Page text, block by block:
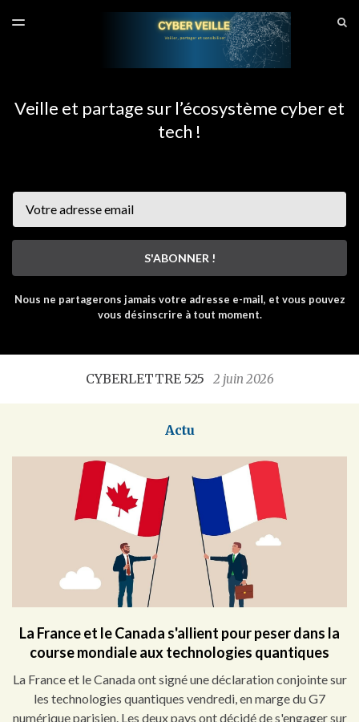
TOGGLE
Veille et partage sur l’écosystème cyber et
tech !
S'ABONNER !
Nous ne partagerons jamais votre adresse e-mail, et vous pouvez
vous désinscrire à tout moment.
CYBERLETTRE 525 2 juin 2026
Actu
La France et le Canada s'allient pour peser dans la
course mondiale aux technologies quantiques
La France et le Canada ont signé une déclaration conjointe sur
les technologies quantiques vendredi, en marge du G7
numérique parisien. Les deux pays ont décidé de s'engager sur